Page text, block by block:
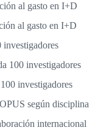
al gasto en I+D
al gasto en I+D
investigadores
100 investigadores
investigadores
según disciplina
internacional